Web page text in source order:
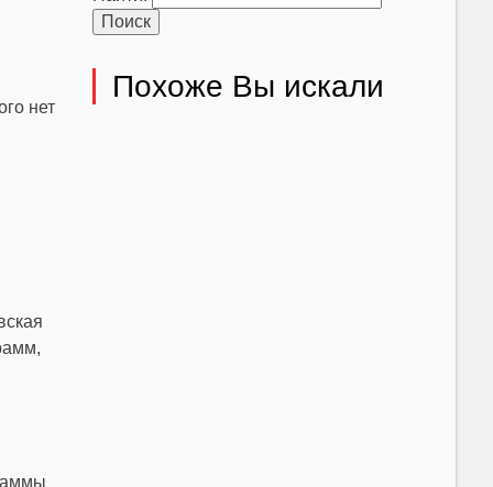
нет
Похоже Вы искали